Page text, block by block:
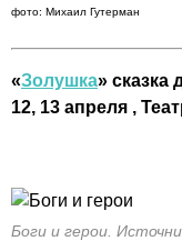
фото: Михаил Гутерман
«Золушка» сказка
12, 13 апреля ,
Боги и герои.